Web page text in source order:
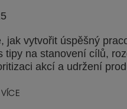
jak vytvořit úspěšný
tipy na stanovení cílů,
akcí a udržení
VÍCE